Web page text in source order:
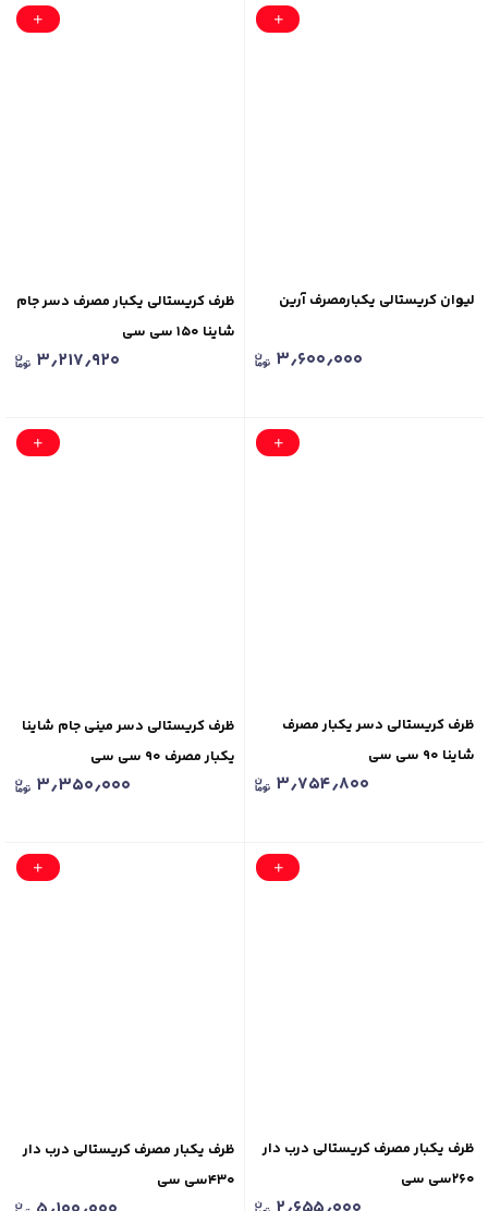
لیوان کریستالی یکبارمصرف آرین
۳٫۶۰۰٫۰۰۰
ظرف کریستالی یکبار مصرف دسر جام
شاینا ۱۵۰ سی سی
۳٫۲۱۷٫۹۲۰
ظرف کریستالی دسر یکبار مصرف
شاینا ۹۰ سی سی
۳٫۷۵۴٫۸۰۰
ظرف کریستالی دسر مینی جام شاینا
یکبار مصرف ۹۰ سی سی
۳٫۳۵۰٫۰۰۰
ظرف یکبار مصرف کریستالی درب دار
۲۶۰سی سی
ظرف یکبار مصرف کریستالی درب دار
۴۳۰سی سی